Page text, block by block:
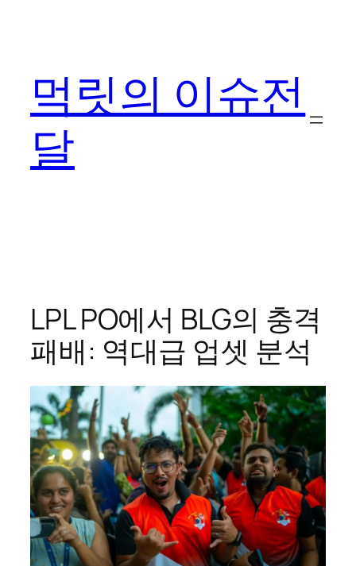
먹릿의 이슈전
달
LPL PO에서 BLG의 충격
패배: 역대급 업셋 분석